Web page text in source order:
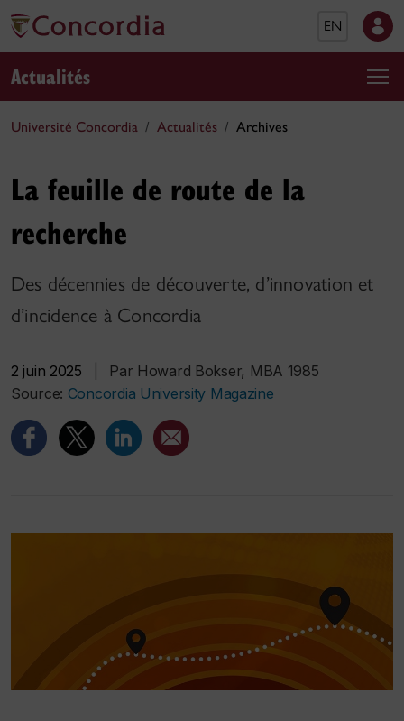
EN
Actualités
Université Concordia Actualités Archives
La feuille de route de la
recherche
Des décennies de découverte, d’innovation et
d’incidence à Concordia
2 juin 2025
Par Howard Bokser, MBA 1985
Source: Concordia University Magazine